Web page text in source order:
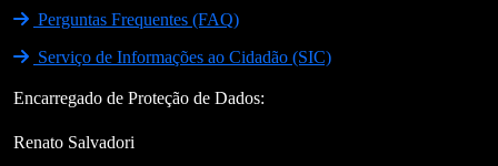
Perguntas Frequentes (FAQ)
Serviço de Informações ao Cidadão (SIC)
Encarregado de Proteção de Dados:
Renato Salvadori